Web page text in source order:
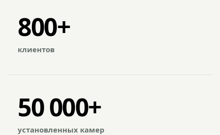
800+
клиентов
50 000+
установленных камер